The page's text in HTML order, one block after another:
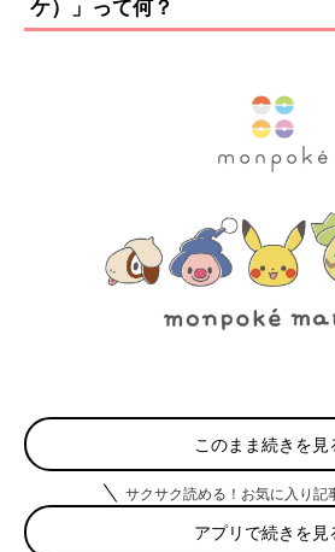
ケ）」って何？
©2019 Pokémon. ©1995-2019 Nintendo/
「monpoké（モンポケ）」は、新世代
ポケモン公式のベビーブランドです。犬
チなど、信頼感のある大手メーカーが
質。ギフトにも喜ばれるデザインがそろ
このまま続きを見
サクサク読める！お気に入り記
アプリで続きを見